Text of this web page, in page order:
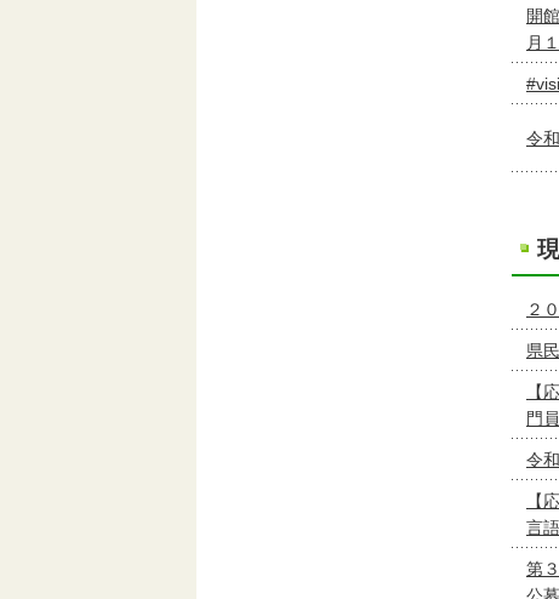
開
月
令
２
県
【
門
令
【
言
第
公